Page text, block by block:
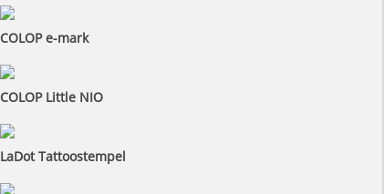
COLOP e-mark
COLOP Little NIO
LaDot Tattoostempel